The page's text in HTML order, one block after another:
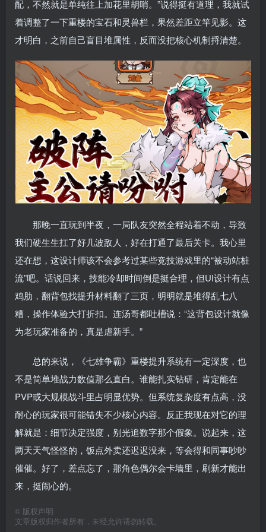
配，不然就是单纯往上加花里胡哨。”说得挺有道理，我就试
着调整了一下重楼的宝石和灵兽栏，果然差距立竿见影。这
才明白，之前自己盲目堆属性，反而没把核心机制捋清楚。
那晚一直玩到半夜，一局队友突然全程站着不动，导致
我们硬生生扛了好几波敌人，好在打通了最后关卡。我心里
还在想，这设计师该不会参考过某些竞技游戏里的“被动站桩
流”吧。话说回来，技能冷却时间倒是挺合理，但UI设计有点
鸡肋，翻背包找提升材料翻了三页，明明就是堆得乱七八
糟，操作体验大打折扣。连汤哥都吐槽说：“这背包设计就像
为老玩家准备的，真是虐新手。”
总的来说，《七雄争霸》重楼提升系统有一定深度，也
不是简单堆战力数值那么直白。谁能扎实钻研，肯定能在
PVP或大规模战斗里占明显优势。但系统复杂度有点高，没
耐心的玩家很可能错失不少核心内容。反正我现在对它的理
解就是：细节决定强度，别光追数字那个假象。说起来，这
两天天气怪怪的，饭点外卖还迟迟没来，等会得和同事吵吵
催催。好了，差点忘了，那角色偶尔会卡墙里，刷新才能出
来，挺闹心的。
© 版权声明
文章版权归作者所有，未经允许请勿转载。